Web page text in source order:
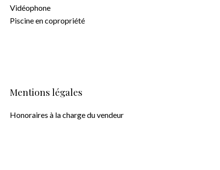
Vidéophone
Piscine en copropriété
Mentions légales
Honoraires à la charge du vendeur